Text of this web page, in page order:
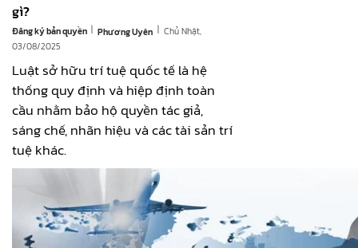
gì?
Đăng ký bản quyền | Phương Uyên | Chủ Nhật,
03/08/2025
Luật sở hữu trí tuệ quốc tế là hệ
thống quy định và hiệp định toàn
cầu nhằm bảo hộ quyền tác giả,
sáng chế, nhãn hiệu và các tài sản trí
tuệ khác.